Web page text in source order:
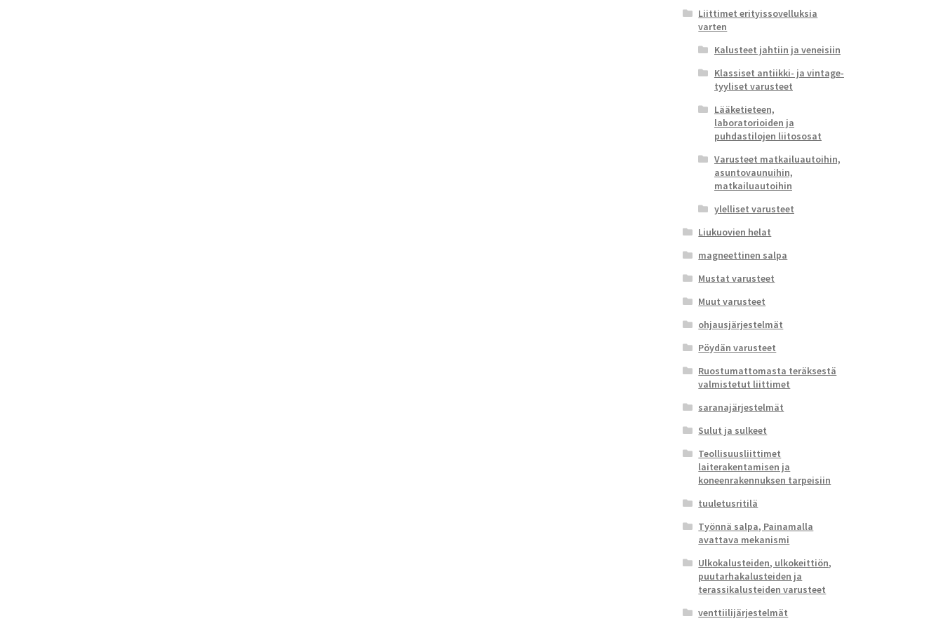
Liittimet erityissovelluksia
varten
Kalusteet jahtiin ja veneisiin
Klassiset antiikki- ja vintage-
tyyliset varusteet
Lääketieteen,
laboratorioiden ja
puhdastilojen liitososat
Varusteet matkailuautoihin,
asuntovaunuihin,
matkailuautoihin
ylelliset varusteet
Liukuovien helat
magneettinen salpa
Mustat varusteet
Muut varusteet
ohjausjärjestelmät
Pöydän varusteet
Ruostumattomasta teräksestä
valmistetut liittimet
saranajärjestelmät
Sulut ja sulkeet
Teollisuusliittimet
laiterakentamisen ja
koneenrakennuksen tarpeisiin
tuuletusritilä
Työnnä salpa, Painamalla
avattava mekanismi
Ulkokalusteiden, ulkokeittiön,
puutarhakalusteiden ja
terassikalusteiden varusteet
venttiilijärjestelmät